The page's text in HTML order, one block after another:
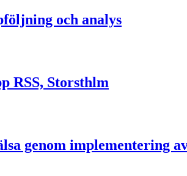
och analys
RSS, Storsthlm
genom implementering